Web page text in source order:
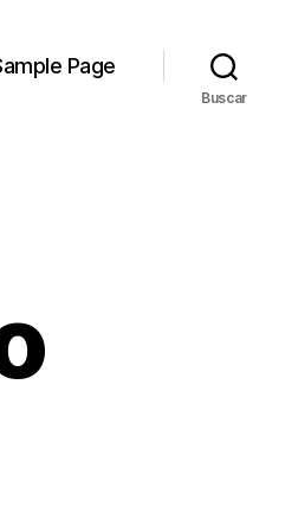
Page
Buscar